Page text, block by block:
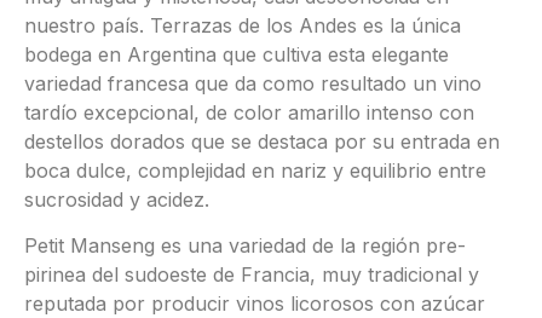
nuestro país. Terrazas de los Andes es la única
bodega en Argentina que cultiva esta elegante
variedad francesa que da como resultado un vino
tardío excepcional, de color amarillo intenso con
destellos dorados que se destaca por su entrada en
boca dulce, complejidad en nariz y equilibrio entre
sucrosidad y acidez.
Petit Manseng es una variedad de la región pre-
pirinea del sudoeste de Francia, muy tradicional y
reputada por producir vinos licorosos con azúcar